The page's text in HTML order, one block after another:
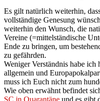
Es gilt natürlich weiterhin,
vollständige Genesung
weiterhin den Wunsch, die
Vereine (=mittelständische
Ende zu bringen, um
zu gefährden.
Weniger Verständnis habe
allgemein und
muss ich Euch nicht zum
Wie oben erwähnt befindet
SC in Quarantäne und es gibt